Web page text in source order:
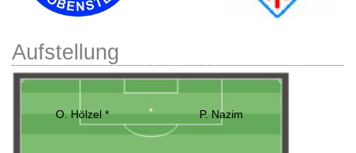
Aufstellung
O. Hölzel * P. Nazim